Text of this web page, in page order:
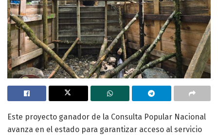
Este proyecto ganador de la Consulta Popular Nacional
avanza en el estado para garantizar acceso al servicio